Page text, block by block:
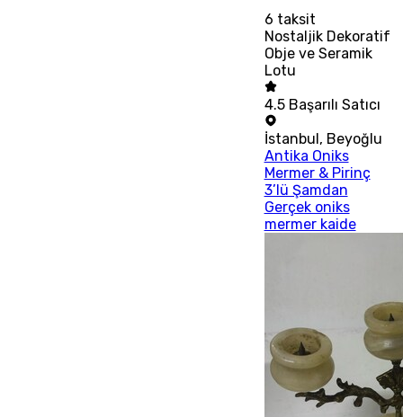
6 taksit
Nostaljik Dekoratif
Obje ve Seramik
Lotu
4.5 Başarılı Satıcı
İstanbul, Beyoğlu
Antika Oniks
Mermer & Pirinç
3’lü Şamdan
Gerçek oniks
mermer kaide